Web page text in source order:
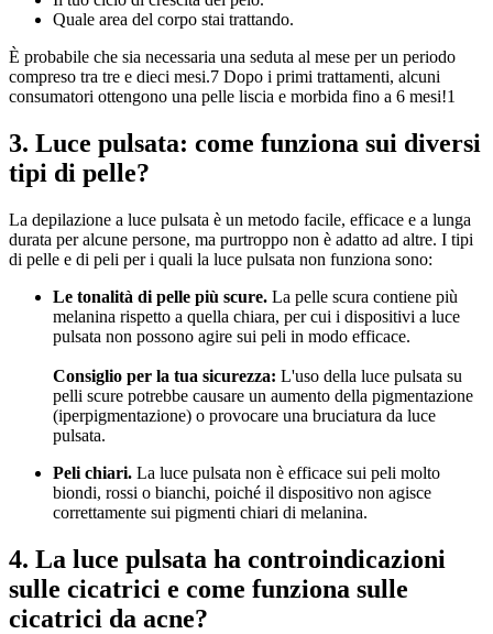
Quale area del corpo stai trattando.
È probabile che sia necessaria una seduta al mese per un periodo
compreso tra tre e dieci mesi.7 Dopo i primi trattamenti, alcuni
consumatori ottengono una pelle liscia e morbida fino a 6 mesi!1
3. Luce pulsata: come funziona sui diversi
tipi di pelle?
La depilazione a luce pulsata è un metodo facile, efficace e a lunga
durata per alcune persone, ma purtroppo non è adatto ad altre. I tipi
di pelle e di peli per i quali la luce pulsata non funziona sono:
Le tonalità di pelle più scure. La pelle scura contiene più
melanina rispetto a quella chiara, per cui i dispositivi a luce
pulsata non possono agire sui peli in modo efficace.
Consiglio per la tua sicurezza: L'uso della luce pulsata su
pelli scure potrebbe causare un aumento della pigmentazione
(iperpigmentazione) o provocare una bruciatura da luce
pulsata.
Peli chiari. La luce pulsata non è efficace sui peli molto
biondi, rossi o bianchi, poiché il dispositivo non agisce
correttamente sui pigmenti chiari di melanina.
4. La luce pulsata ha controindicazioni
sulle cicatrici e come funziona sulle
cicatrici da acne?